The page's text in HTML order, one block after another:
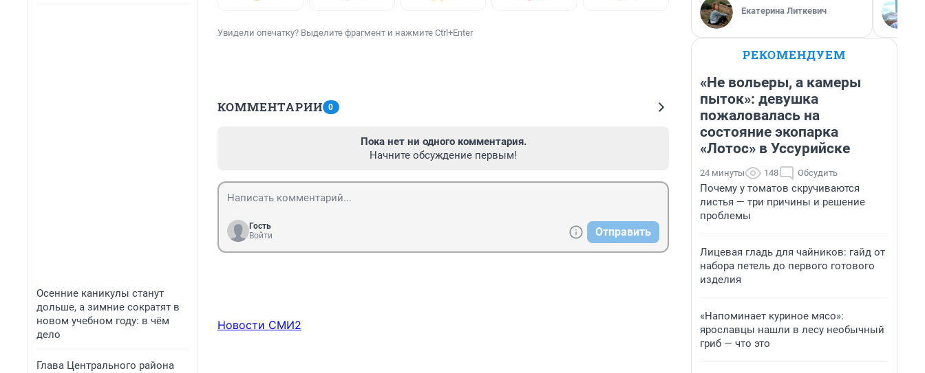
Осенние каникулы станут
дольше, а зимние сократят в
новом учебном году: в чём
дело
Глава Центрального района
Увидели опечатку? Выделите фрагмент и нажмите Ctrl+Enter
КОММЕНТАРИИ 0
Пока нет ни одного комментария.
Начните обсуждение первым!
Гость
Войти
Отправить
Новости СМИ2
Екатерина Литкевич
РЕКОМЕНДУЕМ
«Не вольеры, а камеры
пыток»: девушка
пожаловалась на
состояние экопарка
«Лотос» в Уссурийске
24 минуты 148 Обсудить
Почему у томатов скручиваются
листья — три причины и решение
проблемы
Лицевая гладь для чайников: гайд от
набора петель до первого готового
изделия
«Напоминает куриное мясо»:
ярославцы нашли в лесу необычный
гриб — что это